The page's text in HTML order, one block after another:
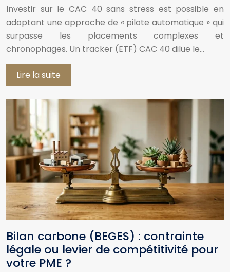
Investir sur le CAC 40 sans stress est possible en
adoptant une approche de « pilote automatique » qui
surpasse les placements complexes et
chronophages. Un tracker (ETF) CAC 40 dilue le…
Lire la suite
Bilan carbone (BEGES) : contrainte
légale ou levier de compétitivité pour
votre PME ?